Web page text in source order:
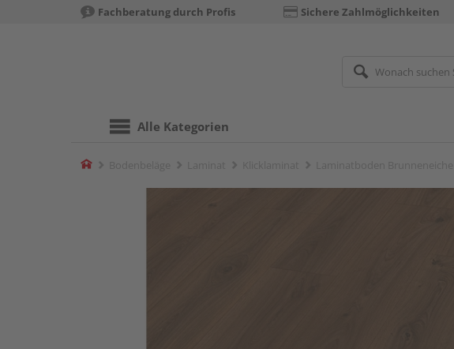
Fachberatung durch Profis Sichere Zahlmöglichkeiten
Alle Kategorien
Home